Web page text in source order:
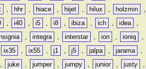
, hhr , hiace , hijet , hilux , holzmin
,
, i40 , i5 , i8 , ibiza , ich , idea
,
, integra , interstar , ion , ioniq
,
ix35 , ix55 , j1 , j5 , jalpa , jarama
,
, juke , jumper , jumpy , junior , justy
,